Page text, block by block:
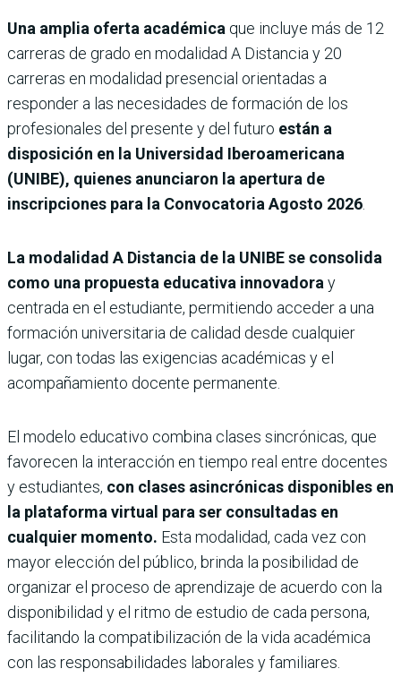
Una amplia oferta académica que incluye más de 12
carreras de grado en modalidad A Distancia y 20
carreras en modalidad presencial orientadas a
responder a las necesidades de formación de los
profesionales del presente y del futuro están a
disposición en la Universidad Iberoamericana
(UNIBE), quienes anunciaron la apertura de
inscripciones para la Convocatoria Agosto 2026
La modalidad A Distancia de la UNIBE se consolida
como una propuesta educativa innovadora y
centrada en el estudiante, permitiendo acceder a una
formación universitaria de calidad desde cualquier
lugar, con todas las exigencias académicas y el
acompañamiento docente permanente.
El modelo educativo combina clases sincrónicas, que
favorecen la interacción en tiempo real entre docentes
y estudiantes, con clases asincrónicas disponibles en
la plataforma virtual para ser consultadas en
cualquier momento. Esta modalidad, cada vez con
mayor elección del público, brinda la posibilidad de
organizar el proceso de aprendizaje de acuerdo con la
disponibilidad y el ritmo de estudio de cada persona,
facilitando la compatibilización de la vida académica
con las responsabilidades laborales y familiares.